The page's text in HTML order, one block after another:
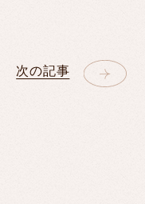
次の記事